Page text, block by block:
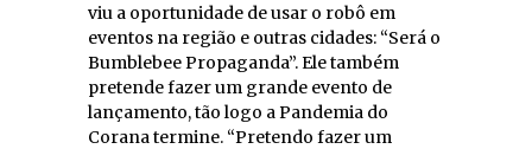
viu a oportunidade de usar o robô em
eventos na região e outras cidades: “Será o
Bumblebee Propaganda”. Ele também
pretende fazer um grande evento de
lançamento, tão logo a Pandemia do
Corana termine. “Pretendo fazer um